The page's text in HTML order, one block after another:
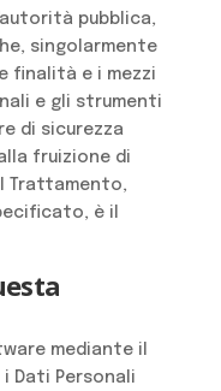
pubblica,
singolarmente
finalità e i mezzi
e gli strumenti
di sicurezza
fruizione di
Trattamento,
è il
mediante il
Dati Personali